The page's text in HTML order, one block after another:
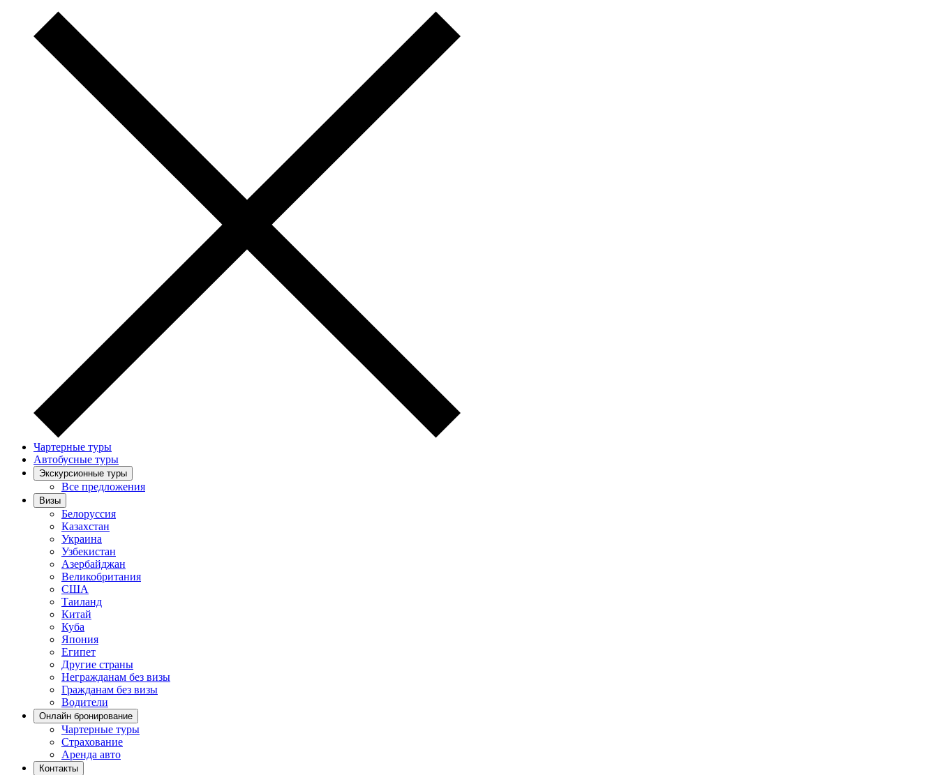
Чартерные туры
Автобусные туры
Экскурсионные туры
Все предложения
Визы
Белоруссия
Казахстан
Украина
Узбекистан
Азербайджан
Великобритания
США
Таиланд
Китай
Куба
Япония
Египет
Другие страны
Негражданам без визы
Гражданам без визы
Водители
Онлайн бронирование
Чартерные туры
Страхование
Аренда авто
Контакты